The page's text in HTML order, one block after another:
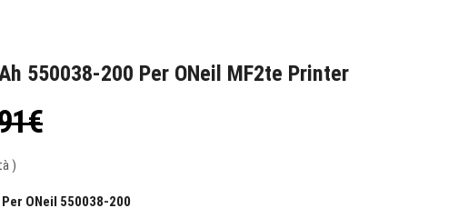
550038-200 Per ONeil MF2te Printer
)
ONeil 550038-200